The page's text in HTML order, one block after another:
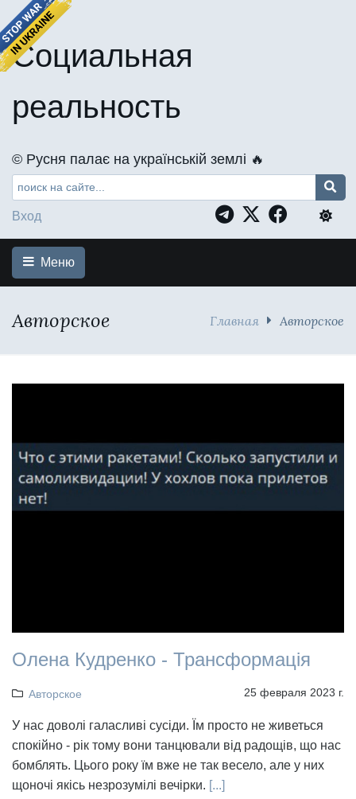
Социальная
реальность
©️ Русня палає на українській землі 🔥
Вход
Меню
Авторское Главная Авторское
Олена Кудренко - Трансформація
Авторское 25 февраля 2023 г.
У нас доволі галасливі сусіди. Їм просто не живеться
спокійно - рік тому вони танцювали від радощів, що нас
бомблять. Цього року їм вже не так весело, але у них
щоночі якісь незрозумілі вечірки. [...]